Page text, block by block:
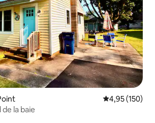
Évaluation
4,95 (150)
la baie